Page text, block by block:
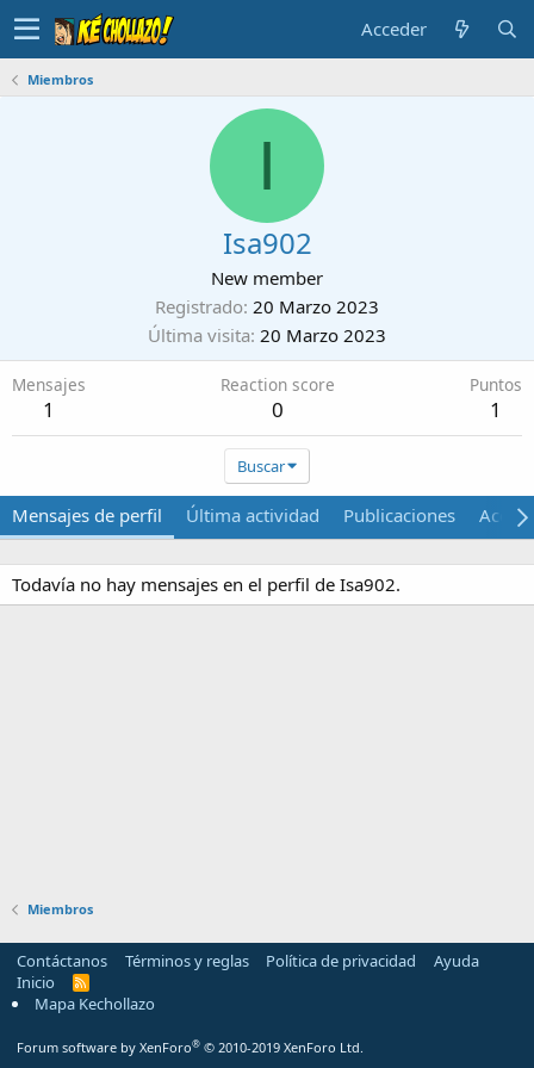
Acceder
Miembros
I
Isa902
New member
Registrado 20 Marzo 2023
Última visita 20 Marzo 2023
Mensajes
1
Reaction score
0
Puntos
1
Buscar
Mensajes de perfil Última actividad Publicaciones Acerca
Todavía no hay mensajes en el perfil de Isa902.
Miembros
Contáctanos Términos y reglas Política de privacidad
Ayuda
Inicio
R
S
S
Mapa Kechollazo
Forum software by XenForo® © 2010-2019 XenForo Ltd.